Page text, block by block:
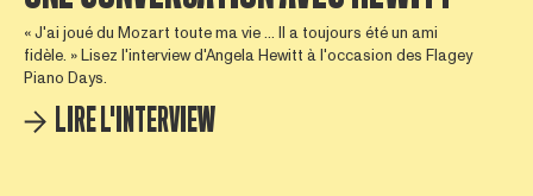
« J'ai joué du Mozart toute ma vie ... Il a toujours été un ami
fidèle. » Lisez l'interview d'Angela Hewitt à l'occasion des Flagey
Piano Days.
LIRE L'INTERVIEW